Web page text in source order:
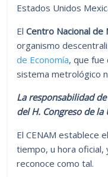
Estados Unidos
ElCentro Nacional de
organismo
de Economía, que fue
sistema metrológico
La responsabilidad
del H. Congreso de la
El CENAM establece
tiempo, u hora oficial,
reconoce como tal.